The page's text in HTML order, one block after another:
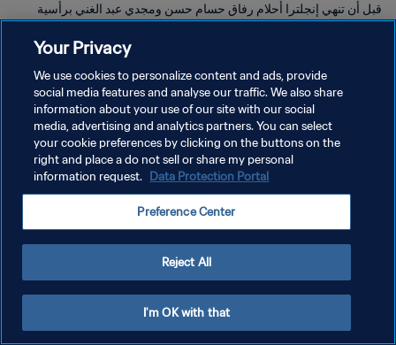
قبل أن تنهي إنجلترا أحلام رفاق حسام حسن ومجدي عبد الغني برأسية
سياسة الخصوصية
حقوق النشر والطبع والتأليف © ١٩٩٤ - ٢٠٢٦ FIFA. جميع الحقوق محفوظة.
Your Privacy
We use cookies to personalize content and ads, provide
social media features and analyse our traffic. We also share
information about your use of our site with our social
media, advertising and analytics partners. You can select
your cookie preferences by clicking on the buttons on the
right and place a do not sell or share my personal
information request. Data Protection Portal
Preference Center
Reject All
I'm OK with that